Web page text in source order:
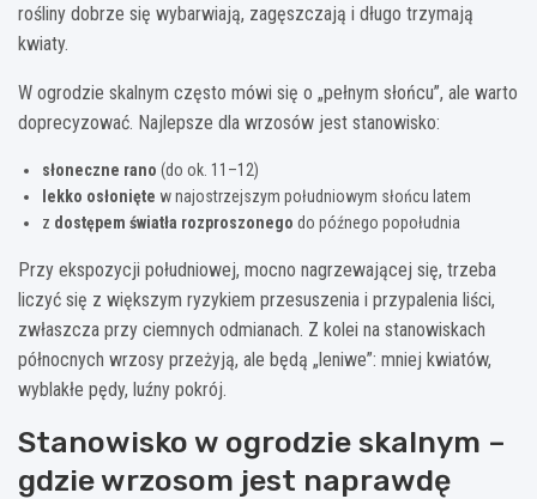
rośliny dobrze się wybarwiają, zagęszczają i długo trzymają
kwiaty.
W ogrodzie skalnym często mówi się o „pełnym słońcu”, ale warto
doprecyzować. Najlepsze dla wrzosów jest stanowisko:
słoneczne rano (do ok. 11–12)
lekko osłonięte w najostrzejszym południowym słońcu latem
z dostępem światła rozproszonego do późnego popołudnia
Przy ekspozycji południowej, mocno nagrzewającej się, trzeba
liczyć się z większym ryzykiem przesuszenia i przypalenia liści,
zwłaszcza przy ciemnych odmianach. Z kolei na stanowiskach
północnych wrzosy przeżyją, ale będą „leniwe”: mniej kwiatów,
wyblakłe pędy, luźny pokrój.
Stanowisko w ogrodzie skalnym –
gdzie wrzosom jest naprawdę